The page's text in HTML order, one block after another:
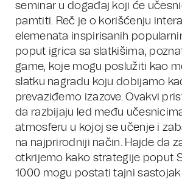
seminar u događaj koji će
pamtiti. Reč je o korišćenju
elemenata inspirisanih
poput igrica sa slatkišima,
game, koje mogu poslužiti kao
slatku nagradu koju dobijamo
prevaziđemo izazove. Ovakvi
da razbijaju led među
atmosferu u kojoj se učenje i
na najprirodniji način. Hajde da
otkrijemo kako strategije poput
1000 mogu postati tajni sastojak